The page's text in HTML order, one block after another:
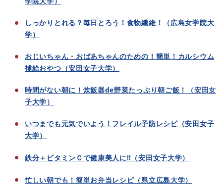
しっかりとれる？毎日とろう！食物繊維！（広島女学院大
学）
おじいちゃん・おばあちゃんのための！簡単！カルシウム
補給おやつ（安田女子大学）
時間がない朝に！炊飯器de野菜たっぷり朝ご飯！（安田女
子大学）
いつまでも元気でいよう！フレイル予防レシピ（安田女子
大学）
鉄分＋ビタミンＣで健康美人に‼（安田女子大学）
忙しい朝でも！簡単お弁当レシピ（県立広島大学）